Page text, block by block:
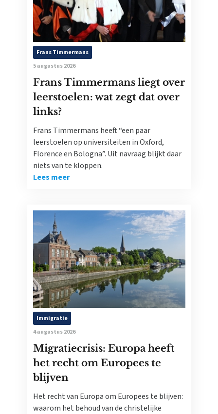
Frans Timmermans
5 augustus 2026
Frans Timmermans liegt over
leerstoelen: wat zegt dat over
links?
Frans Timmermans heeft “een paar
leerstoelen op universiteiten in Oxford,
Florence en Bologna”. Uit navraag blijkt daar
niets van te kloppen.
Lees meer
Immigratie
4 augustus 2026
Migratiecrisis: Europa heeft
het recht om Europees te
blijven
Het recht van Europa om Europees te blijven:
waarom het behoud van de christelijke